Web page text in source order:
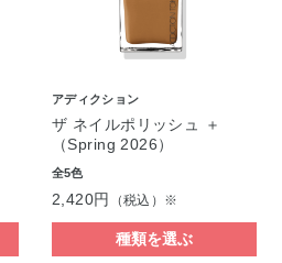
アディクション
ザ ネイルポリッシュ ＋
（Spring 2026）
全5色
2,420円 （税込）※
種類を選ぶ